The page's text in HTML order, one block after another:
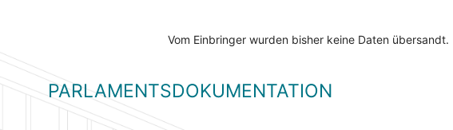
Vom Einbringer wurden bisher keine Daten übersandt.
PARLAMENTSDOKUMENTATION